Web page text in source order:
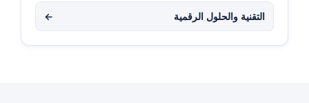
التقنية والحلول الرقمية ←